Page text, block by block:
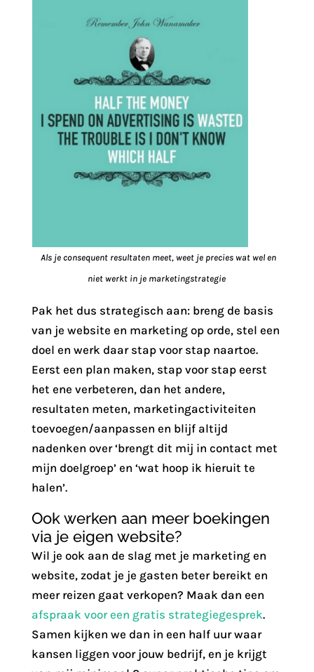
Als je consequent resultaten meet, weet je precies wat wel en
niet werkt in je marketingstrategie
Pak het dus strategisch aan: breng de basis
van je website en marketing op orde, stel een
doel en werk daar stap voor stap naartoe.
Eerst een plan maken, stap voor stap eerst
het ene verbeteren, dan het andere,
resultaten meten, marketingactiviteiten
toevoegen/aanpassen en blijf altijd
nadenken over ‘brengt dit mij in contact met
mijn doelgroep’ en ‘wat hoop ik hieruit te
halen’.
Ook werken aan meer boekingen
via je eigen website?
Wil je ook aan de slag met je marketing en
website, zodat je je gasten beter bereikt en
meer reizen gaat verkopen? Maak dan een
afspraak voor een gratis strategiegesprek.
Samen kijken we dan in een half uur waar
kansen liggen voor jouw bedrijf, en je krijgt